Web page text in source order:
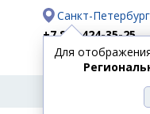
Санкт-Петербург
+7 812 424-35-25
Доставка
Оплата
Для